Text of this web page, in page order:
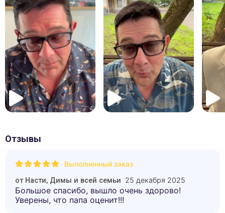
Отзывы
Выполненный заказ
от Насти, Димы и всей семьи 25 декабря 2025
Большое спасибо, вышло очень здорово!
Уверены, что папа оценит!!!